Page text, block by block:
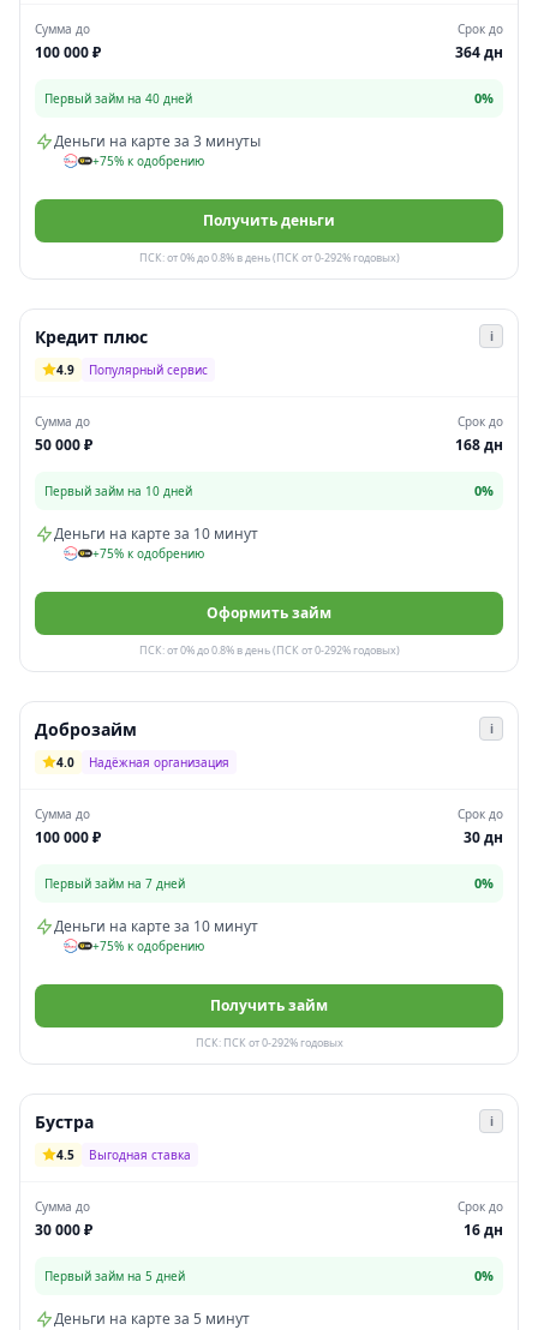
Сумма до
100 000 ₽
Срок до
364 дн
Первый займ на 40 дней 0%
Деньги на карте за 3 минуты
+75% к одобрению
Получить деньги
ПСК: от 0% до 0.8% в день (ПСК от 0-292% годовых)
Кредит плюс
i
4.9
Популярный сервис
Сумма до
50 000 ₽
Срок до
168 дн
Первый займ на 10 дней 0%
Деньги на карте за 10 минут
+75% к одобрению
Оформить займ
ПСК: от 0% до 0.8% в день (ПСК от 0-292% годовых)
Доброзайм
i
4.0
Надёжная организация
Сумма до
100 000 ₽
Срок до
30 дн
Первый займ на 7 дней 0%
Деньги на карте за 10 минут
+75% к одобрению
Получить займ
ПСК: ПСК от 0-292% годовых
Бустра
i
4.5
Выгодная ставка
Сумма до
30 000 ₽
Срок до
16 дн
Первый займ на 5 дней 0%
Деньги на карте за 5 минут